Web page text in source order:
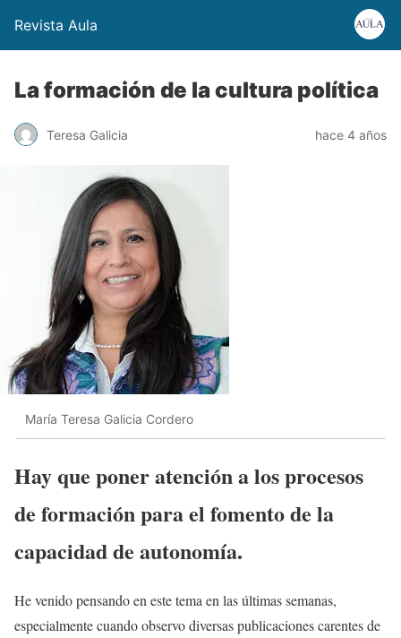
Revista Aula
La formación de la cultura política
Teresa Galicia hace 4 años
María Teresa Galicia Cordero
Hay que poner atención a los procesos
de formación para el fomento de la
capacidad de autonomía.
He venido pensando en este tema en las últimas semanas,
especialmente cuando observo diversas publicaciones carentes de